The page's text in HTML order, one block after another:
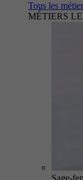
Tous les
MÉTIERS
Sage-